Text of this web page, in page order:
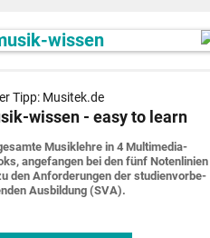
Tipp: Musitek.de
wissen - easy to learn
Musik­lehre in 4 Multimedia-
ange­fangen bei den fünf Noten­linien
den Anforde­rungen der studien­vorbe­
Ausbildung (SVA).